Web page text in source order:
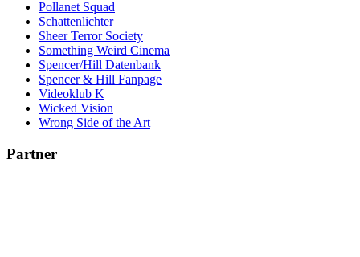
Pollanet Squad
Schattenlichter
Sheer Terror Society
Something Weird Cinema
Spencer/Hill Datenbank
Spencer & Hill Fanpage
Videoklub K
Wicked Vision
Wrong Side of the Art
Partner